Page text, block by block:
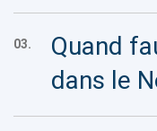
03.
Quand
dans le